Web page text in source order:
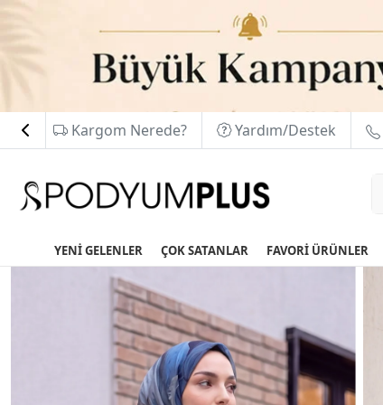
Kargom Nerede? Yardım/Destek
YENİ GELENLER ÇOK SATANLAR FAVORİ ÜRÜNLER